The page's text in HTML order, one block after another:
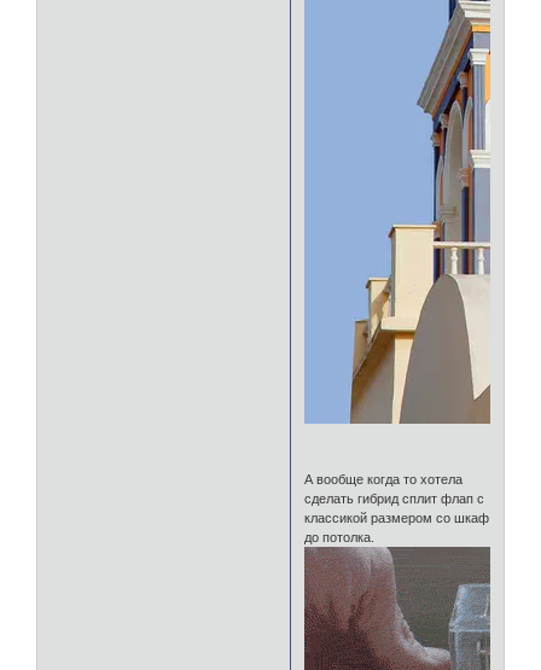
А вообще когда то хотела
сделать гибрид сплит флап с
классикой размером со шкаф
до потолка.